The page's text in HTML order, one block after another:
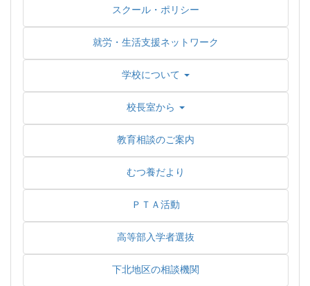
スクール・ポリシー
就労・生活支援ネットワーク
学校について
校長室から
教育相談のご案内
むつ養だより
ＰＴＡ活動
高等部入学者選抜
下北地区の相談機関